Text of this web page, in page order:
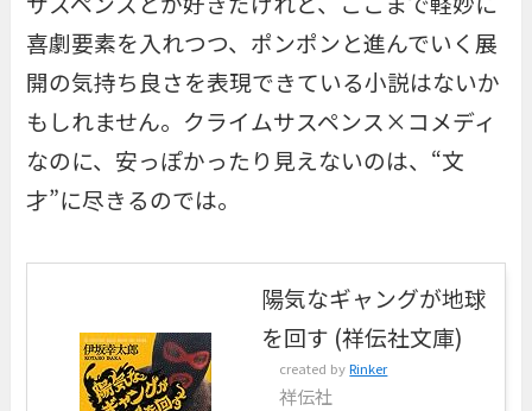
喜劇要素を入れつつ、ポンポンと進んでいく展
開の気持ち良さを表現できている小説はないか
もしれません。クライムサスペンス×コメディ
なのに、安っぽかったり見えないのは、“文
才”に尽きるのでは。
陽気なギャングが地球
を回す (祥伝社文庫)
created byRinker
祥伝社